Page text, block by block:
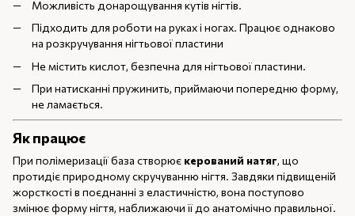
Можливість донарощування кутів нігтів.
Підходить для роботи на руках і ногах. Працює однаково
на розкручування нігтьової пластини
Не містить кислот, безпечна для нігтьової пластини.
При натисканні пружинить, приймаючи попередню форму,
не ламається.
Як працює
При полімеризації база створює керований натяг, що
протидіє природному скручуванню нігтя. Завдяки підвищеній
жорсткості в поєднанні з еластичністю, вона поступово
змінює форму нігтя, наближаючи її до анатомічно правильної.